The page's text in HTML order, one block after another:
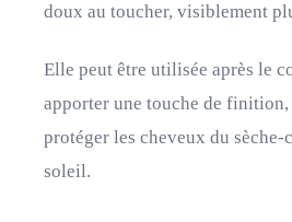
doux au toucher, visiblement
Elle peut être utilisée après le
apporter une touche de
protéger les cheveux du sèche-
soleil.